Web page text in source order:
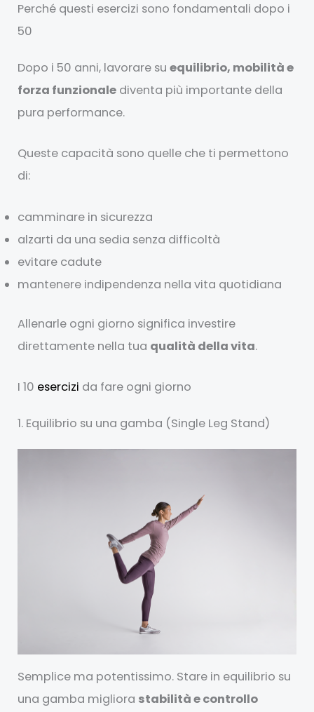
Perché questi esercizi sono fondamentali dopo i
50
Dopo i 50 anni, lavorare suequilibrio, mobilità e
forza funzionale diventa più importante della
pura performance.
Queste capacità sono quelle che ti permettono
di:
camminare in sicurezza
alzarti da una sedia senza difficoltà
evitare cadute
mantenere indipendenza nella vita quotidiana
Allenarle ogni giorno significa investire
direttamente nella tua qualità della vita.
I 10 esercizi da fare ogni giorno
1. Equilibrio su una gamba (Single Leg Stand)
Semplice ma potentissimo. Stare in equilibrio su
una gamba migliora stabilità e controllo